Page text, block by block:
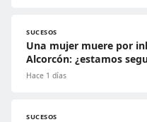
SUCESOS
Una mujer muere por
Alcorcón: ¿estamos
Hace 1 días
SUCESOS